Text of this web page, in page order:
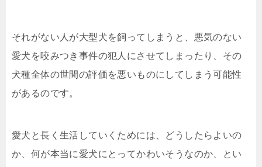
それがない人が大型犬を飼ってしまうと、悪気のない
愛犬を咬みつき事件の犯人にさせてしまったり、その
犬種全体の世間の評価を悪いものにしてしまう可能性
があるのです。
愛犬と長く生活していくためには、どうしたらよいの
か、何が本当に愛犬にとってかわいそうなのか、とい